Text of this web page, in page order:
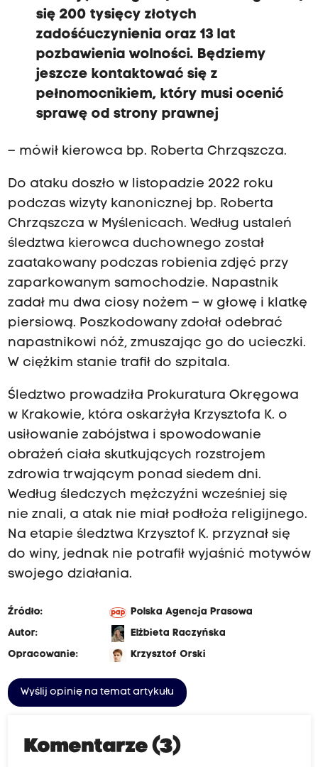
się 200 tysięcy złotych
zadośćuczynienia oraz 13 lat
pozbawienia wolności. Będziemy
jeszcze kontaktować się z
pełnomocnikiem, który musi ocenić
sprawę od strony prawnej
– mówił kierowca bp. Roberta Chrząszcza.
Do ataku doszło w listopadzie 2022 roku
podczas wizyty kanonicznej bp. Roberta
Chrząszcza w Myślenicach. Według ustaleń
śledztwa kierowca duchownego został
zaatakowany podczas robienia zdjęć przy
zaparkowanym samochodzie. Napastnik
zadał mu dwa ciosy nożem – w głowę i klatkę
piersiową. Poszkodowany zdołał odebrać
napastnikowi nóż, zmuszając go do ucieczki.
W ciężkim stanie trafił do szpitala.
Śledztwo prowadziła Prokuratura Okręgowa
w Krakowie, która oskarżyła Krzysztofa K. o
usiłowanie zabójstwa i spowodowanie
obrażeń ciała skutkujących rozstrojem
zdrowia trwającym ponad siedem dni.
Według śledczych mężczyźni wcześniej się
nie znali, a atak nie miał podłoża religijnego.
Na etapie śledztwa Krzysztof K. przyznał się
do winy, jednak nie potrafił wyjaśnić motywów
swojego działania.
Źródło:
Polska Agencja Prasowa
Autor:
Elżbieta Raczyńska
Opracowanie:
Krzysztof Orski
Wyślij opinię na temat artykułu
Komentarze (3)